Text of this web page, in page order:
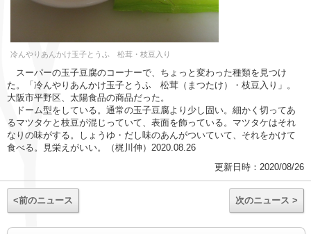
冷んやりあんかけ玉子とうふ 松茸・枝豆入り
スーパーの玉子豆腐のコーナーで、ちょっと変わった種類を見つけ
た。「冷んやりあんかけ玉子とうふ 松茸（まつたけ）・枝豆入り」。
大阪市平野区、太陽食品の商品だった。
ドーム型をしている。通常の玉子豆腐より少し固い。細かく切ってあ
るマツタケと枝豆が混じっていて、表面を飾っている。マツタケはそれ
なりの味がする。しょうゆ・だし味のあんがついていて、それをかけて
食べる。見栄えがいい。（梶川伸）2020.08.26
更新日時：2020/08/26
<前のニュース 次のニュース >